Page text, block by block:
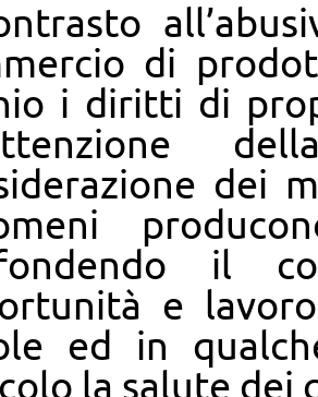
di
i diritti di
dei
il
e
ed in
la salute dei